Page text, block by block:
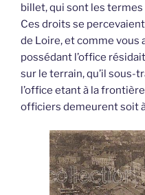
billet, qui sont les termes
Ces droits se
de Loire, et comme vous
possédant l’office
sur le terrain, qu’il
l’office etant à la
officiers demeurent soit